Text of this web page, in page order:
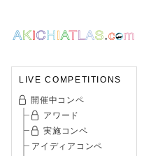
LIVE COMPETITIONS
開催中コンペ
アワード
実施コンペ
アイディアコンペ